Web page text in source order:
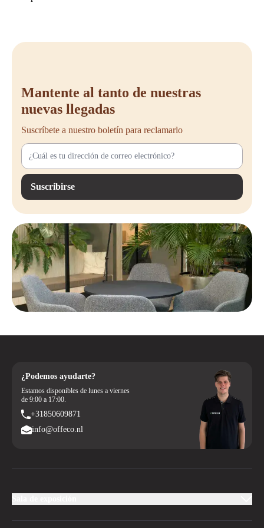
Mantente al tanto de nuestras
nuevas llegadas
Suscríbete a nuestro boletín para reclamarlo
Suscribirse
¿Podemos ayudarte?
Estamos disponibles de lunes a viernes
de 9:00 a 17:00.
+31850609871
info@offeco.nl